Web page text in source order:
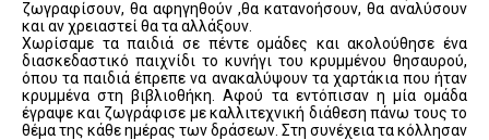
ζωγραφίσουν, θα αφηγηθούν ,θα κατανοήσουν, θα αναλύσουν
και αν χρειαστεί θα τα αλλάξουν.
Χωρίσαμε τα παιδιά σε πέντε ομάδες και ακολούθησε ένα
διασκεδαστικό παιχνίδι το κυνήγι του κρυμμένου θησαυρού,
όπου τα παιδιά έπρεπε να ανακαλύψουν τα χαρτάκια που ήταν
κρυμμένα στη βιβλιοθήκη. Αφού τα εντόπισαν η μία ομάδα
έγραψε και ζωγράφισε με καλλιτεχνική διάθεση πάνω τους το
θέμα της κάθε ημέρας των δράσεων. Στη συνέχεια τα κόλλησαν